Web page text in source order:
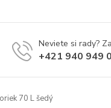
Neviete si rady?
+421 940 949
70 L šedý